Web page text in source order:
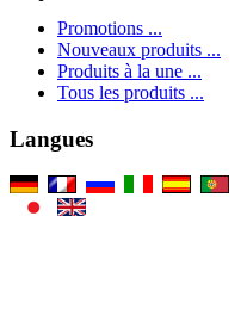
Promotions ...
Nouveaux produits ...
Produits à la une ...
Tous les produits ...
Langues